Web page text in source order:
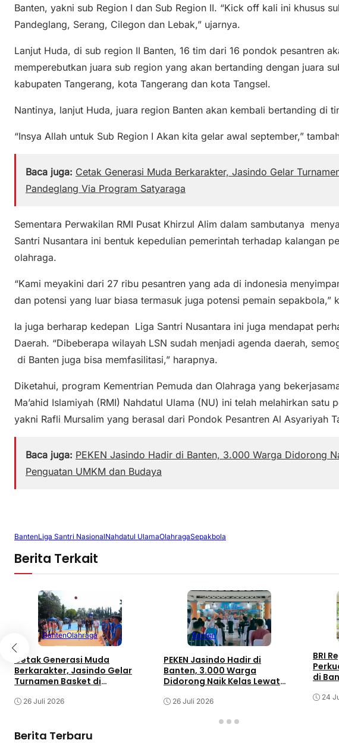
Banten, yakni sub Region I dan Sub Region II. “Kick off kali ini khusus
Pandeglang, Serang, Cilegon dan Lebak,” ujarnya.
Lanjut Huda, di sub region II Banten, 16 tim dari 16 pondok pesantren
memperebutkan juara sub region yang akan bertanding dengan juara
kabupaten Tangerang, kota Tangerang dan kota Tangsel.
Nantinya, lanjut Huda, juara region Banten akan kembali bertanding di
“Insya Allah untuk Sub Region I Akan kita gelar awal september,”
Baca juga: Cetak Generasi Muda Berkarakter, Jasindo Gelar
Pandeglang Via Program Satyaraga
Sementara Perwakilan RMI Pusat Khirzul Alim dalam sambutanya
Santri Nusantara ini bentuk kepedulian pemerintah terhadap kalangan
olahraga.
“Kami meyakini dari 27 ribu pesantren yang ada di indonesia
dan potensi yang luar biasa termasuk juga potensi pemain sepakbola,”
Ia juga berharap kedepan Liga Santri Nusantara ini juga mendapat
Daerah. “Dibeberapa wilayah LSN sudah menjadi agenda daerah,
di Banten juga bisa memfasilitasi,” harapnya.
Diketahui, program Kementrian Pemuda dan Olahraga yang
Ma’ahid Islamiyah (RMI) Nahdatul Ulama (NU) ini telah melahirkan satu
yakni Rafli Mursalim yang berasal dari Pondok Pesantren Al Asyariyah
Baca juga: PEKEN Jasindo Hadir di Banten, 3.000 Warga Didorong
Penguatan UMKM dan Budaya
BantenLiga Santri NasionalNahdatul UlamaOlahragaSepakbola
Berita Terkait
BantenOlahraga
Cetak Generasi Muda
Berkarakter, Jasindo Gelar
Turnamen Basket di
Satyaraga
26 Juli 2026
Banten
PEKEN Jasindo Hadir di
Banten, 3.000 Warga
Didorong Naik Kelas Lewat
26 Juli 2026
BRI
di
24
Berita Terbaru